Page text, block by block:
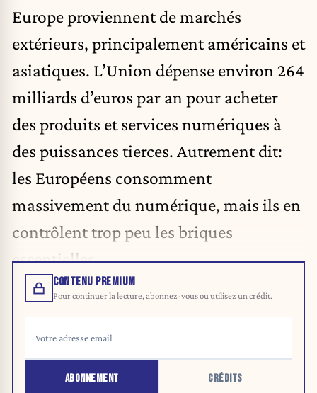
Europe proviennent de marchés
extérieurs, principalement américains et
asiatiques. L’Union dépense environ 264
milliards d’euros par an pour acheter
des produits et services numériques à
des puissances tierces. Autrement dit:
les Européens consomment
massivement du numérique, mais ils en
contrôlent trop peu les briques
essentielles.
CONTENU PREMIUM
Pour continuer la lecture, abonnez-vous ou utilisez un crédit.
ABONNEMENT CRÉDITS